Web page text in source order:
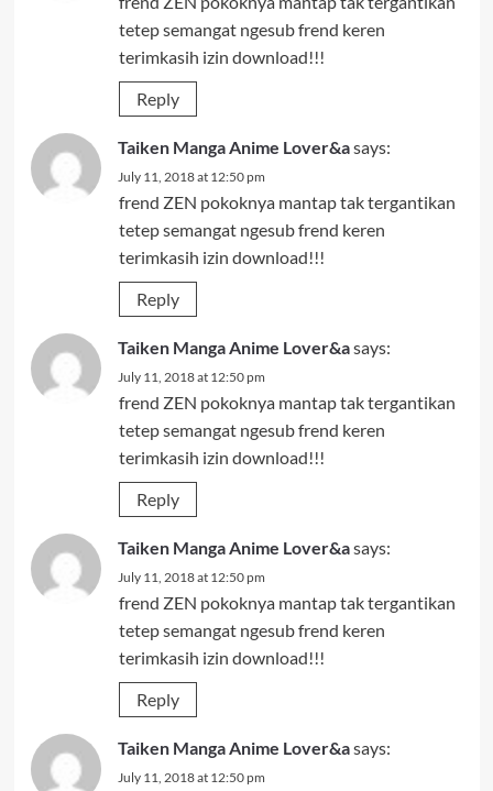
tetep semangat ngesub frend keren
terimkasih izin download!!!
Reply
Taiken Manga Anime Lover&asays:
July 11, 2018 at 12:50 pm
frend ZEN pokoknya mantap tak tergantikan
tetep semangat ngesub frend keren
terimkasih izin download!!!
Reply
Taiken Manga Anime Lover&asays:
July 11, 2018 at 12:50 pm
frend ZEN pokoknya mantap tak tergantikan
tetep semangat ngesub frend keren
terimkasih izin download!!!
Reply
Taiken Manga Anime Lover&asays:
July 11, 2018 at 12:50 pm
frend ZEN pokoknya mantap tak tergantikan
tetep semangat ngesub frend keren
terimkasih izin download!!!
Reply
Taiken Manga Anime Lover&asays:
July 11, 2018 at 12:50 pm